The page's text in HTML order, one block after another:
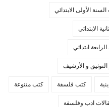
الأولى الابتدائي
الابتدائي
ابتدائي
و الأرشيف
كتب فلسفة كتب متنوعة
ادب وفلسفة